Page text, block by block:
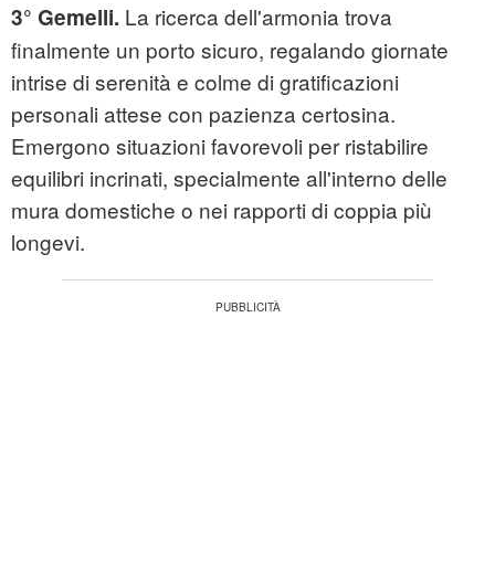
3° Gemelli. La ricerca dell'armonia trova
finalmente un porto sicuro, regalando giornate
intrise di serenità e colme di gratificazioni
personali attese con pazienza certosina.
Emergono situazioni favorevoli per ristabilire
equilibri incrinati, specialmente all'interno delle
mura domestiche o nei rapporti di coppia più
longevi.